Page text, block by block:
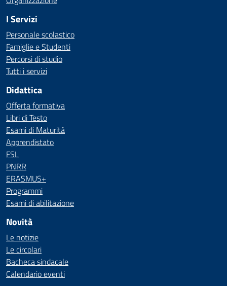
I Servizi
Personale scolastico
Famiglie e Studenti
Percorsi di studio
Tutti i servizi
Didattica
Offerta formativa
Libri di Testo
Esami di Maturità
Apprendistato
FSL
PNRR
ERASMUS+
Programmi
Esami di abilitazione
Novità
Le notizie
Le circolari
Bacheca sindacale
Calendario eventi